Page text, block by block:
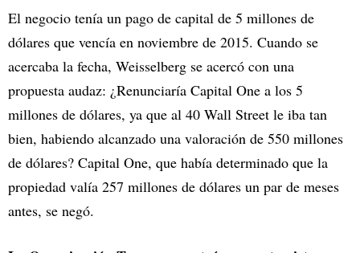
El negocio tenía un pago de capital de 5 millones de
dólares que vencía en noviembre de 2015. Cuando se
acercaba la fecha, Weisselberg se acercó con una
propuesta audaz: ¿Renunciaría Capital One a los 5
millones de dólares, ya que al 40 Wall Street le iba tan
bien, habiendo alcanzado una valoración de 550 millones
de dólares? Capital One, que había determinado que la
propiedad valía 257 millones de dólares un par de meses
antes, se negó.